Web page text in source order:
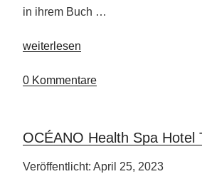
in ihrem Buch …
„Hotelmitarbeiter
Reiseführer“
weiterlesen
0 Kommentare
OCÉANO Health Spa Hotel
Veröffentlicht: April 25, 2023